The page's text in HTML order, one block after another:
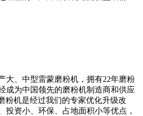
大、中型雷蒙磨粉机，拥有22年磨粉
成为中国领先的磨粉机制造商和供应
粉机是经过我们的专家优化升级改
投资小、环保、占地面积小等优点，